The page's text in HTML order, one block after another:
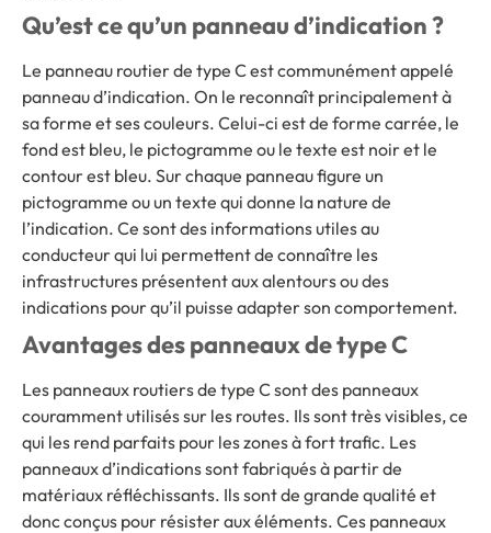
Qu’est ce qu’un panneau d’indication ?
Le panneau routier de type C est communément appelé
panneau d’indication. On le reconnaît principalement à
sa forme et ses couleurs. Celui-ci est de forme carrée, le
fond est bleu, le pictogramme ou le texte est noir et le
contour est bleu. Sur chaque panneau figure un
pictogramme ou un texte qui donne la nature de
l’indication. Ce sont des informations utiles au
conducteur qui lui permettent de connaître les
infrastructures présentent aux alentours ou des
indications pour qu’il puisse adapter son comportement.
Avantages des panneaux de type C
Les panneaux routiers de type C sont des panneaux
couramment utilisés sur les routes. Ils sont très visibles, ce
qui les rend parfaits pour les zones à fort trafic. Les
panneaux d’indications sont fabriqués à partir de
matériaux réfléchissants. Ils sont de grande qualité et
donc conçus pour résister aux éléments. Ces panneaux